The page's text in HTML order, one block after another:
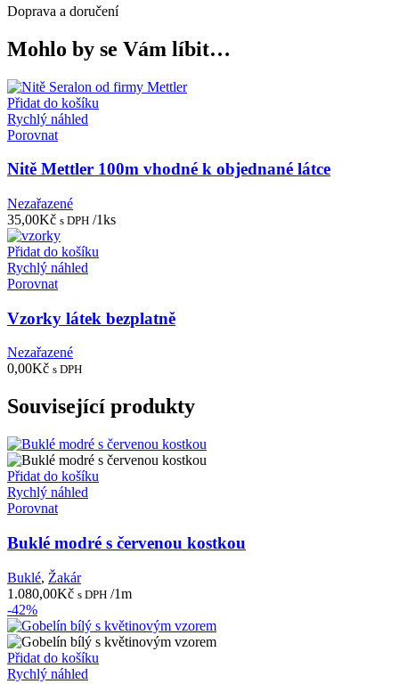
Doprava a doručení
Mohlo by se Vám líbit…
Přidat do košíku
Rychlý náhled
Porovnat
Nitě Mettler 100m vhodné k objednané látce
Nezařazené
35,00Kč s DPH /1ks
Přidat do košíku
Rychlý náhled
Porovnat
Vzorky látek bezplatně
Nezařazené
0,00Kč s DPH
Související produkty
Přidat do košíku
Rychlý náhled
Porovnat
Buklé modré s červenou kostkou
Buklé, Žakár
1.080,00Kč s DPH /1m
-42%
Přidat do košíku
Rychlý náhled